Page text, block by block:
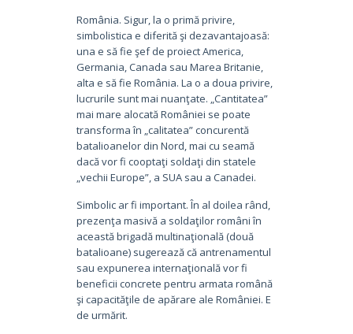
România. Sigur, la o primă privire,
simbolistica e diferită şi dezavantajoasă:
una e să fie şef de proiect America,
Germania, Canada sau Marea Britanie,
alta e să fie România. La o a doua privire,
lucrurile sunt mai nuanţate. „Cantitatea”
mai mare alocată României se poate
transforma în „calitatea” concurentă
batalioanelor din Nord, mai cu seamă
dacă vor fi cooptaţi soldaţi din statele
„vechii Europe”, a SUA sau a Canadei.
Simbolic ar fi important. În al doilea rând,
prezenţa masivă a soldaţilor români în
această brigadă multinaţională (două
batalioane) sugerează că antrenamentul
sau expunerea internaţională vor fi
beneficii concrete pentru armata română
şi capacităţile de apărare ale României. E
de urmărit.